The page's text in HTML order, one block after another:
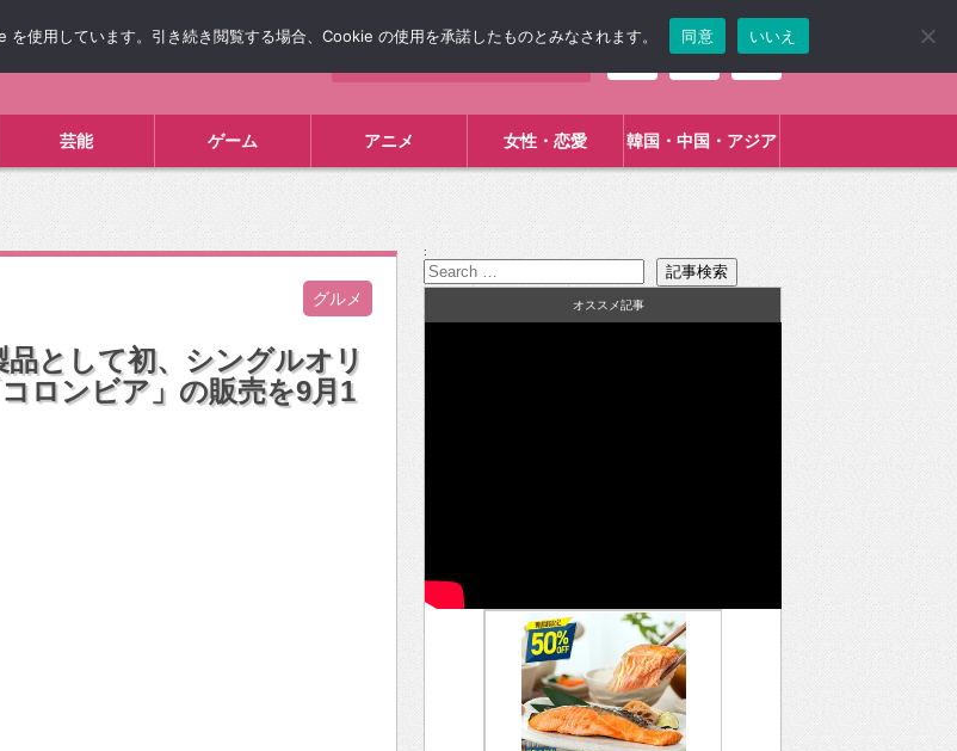
芸能 ゲーム アニメ 女性・恋愛 韓国・中国・アジア
グルメ
として初、シングルオリ
ロンビア」の販売を9月1
:
オススメ記事
使用しています。引き続き閲覧する場合、Cookie の使用を承諾したものとみなされます。 同意 いいえ